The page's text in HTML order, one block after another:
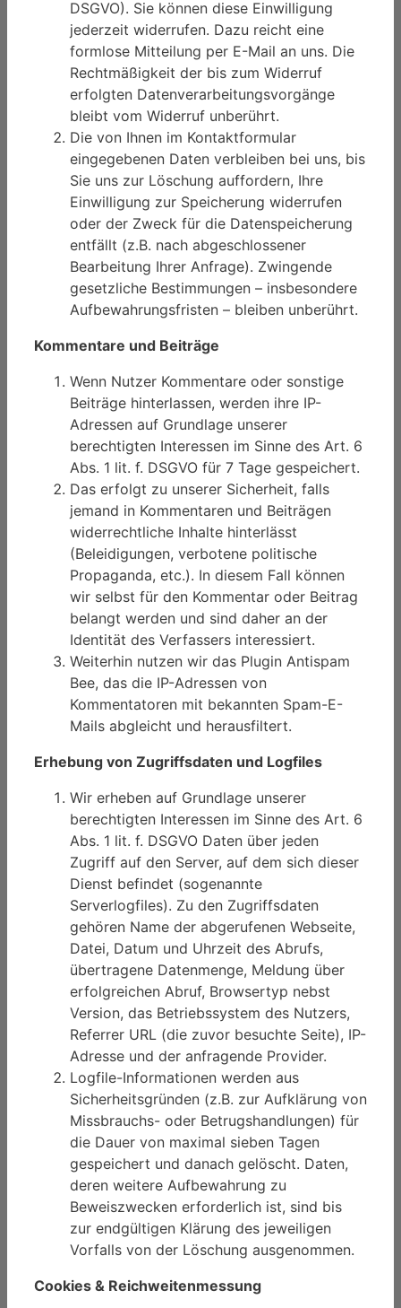
DSGVO). Sie können diese Einwilligung
jederzeit widerrufen. Dazu reicht eine
formlose Mitteilung per E-Mail an uns. Die
Rechtmäßigkeit der bis zum Widerruf
erfolgten Datenverarbeitungsvorgänge
bleibt vom Widerruf unberührt.
Die von Ihnen im Kontaktformular
eingegebenen Daten verbleiben bei uns, bis
Sie uns zur Löschung auffordern, Ihre
Einwilligung zur Speicherung widerrufen
oder der Zweck für die Datenspeicherung
entfällt (z.B. nach abgeschlossener
Bearbeitung Ihrer Anfrage). Zwingende
gesetzliche Bestimmungen – insbesondere
Aufbewahrungsfristen – bleiben unberührt.
Kommentare und Beiträge
Wenn Nutzer Kommentare oder sonstige
Beiträge hinterlassen, werden ihre IP-
Adressen auf Grundlage unserer
berechtigten Interessen im Sinne des Art. 6
Abs. 1 lit. f. DSGVO für 7 Tage gespeichert.
Das erfolgt zu unserer Sicherheit, falls
jemand in Kommentaren und Beiträgen
widerrechtliche Inhalte hinterlässt
(Beleidigungen, verbotene politische
Propaganda, etc.). In diesem Fall können
wir selbst für den Kommentar oder Beitrag
belangt werden und sind daher an der
Identität des Verfassers interessiert.
Weiterhin nutzen wir das Plugin Antispam
Bee, das die IP-Adressen von
Kommentatoren mit bekannten Spam-E-
Mails abgleicht und herausfiltert.
Erhebung von Zugriffsdaten und Logfiles
Wir erheben auf Grundlage unserer
berechtigten Interessen im Sinne des Art. 6
Abs. 1 lit. f. DSGVO Daten über jeden
Zugriff auf den Server, auf dem sich dieser
Dienst befindet (sogenannte
Serverlogfiles). Zu den Zugriffsdaten
gehören Name der abgerufenen Webseite,
Datei, Datum und Uhrzeit des Abrufs,
übertragene Datenmenge, Meldung über
erfolgreichen Abruf, Browsertyp nebst
Version, das Betriebssystem des Nutzers,
Referrer URL (die zuvor besuchte Seite), IP-
Adresse und der anfragende Provider.
Logfile-Informationen werden aus
Sicherheitsgründen (z.B. zur Aufklärung von
Missbrauchs- oder Betrugshandlungen) für
die Dauer von maximal sieben Tagen
gespeichert und danach gelöscht. Daten,
deren weitere Aufbewahrung zu
Beweiszwecken erforderlich ist, sind bis
zur endgültigen Klärung des jeweiligen
Vorfalls von der Löschung ausgenommen.
Cookies & Reichweitenmessung